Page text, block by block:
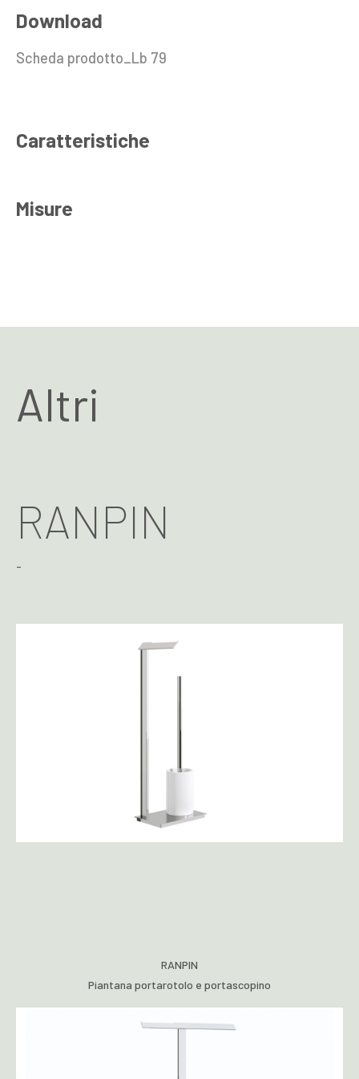
Download
Scheda prodotto_Lb 79
Caratteristiche
Misure
Altri
RANPIN
-
RANPIN
Piantana portarotolo e portascopino